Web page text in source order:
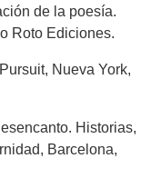
de la poesía.
Roto Ediciones.
Nueva York,
Historias,
Barcelona,